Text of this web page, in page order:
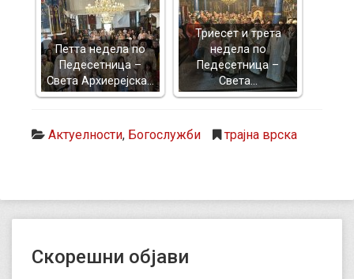
Петта недела по
Педесетница –
Света Архиерејска…
Триесет и трета
недела по
Педесетница –
Света…
Актуелности, Богослужби трајна врска
Скорешни објави